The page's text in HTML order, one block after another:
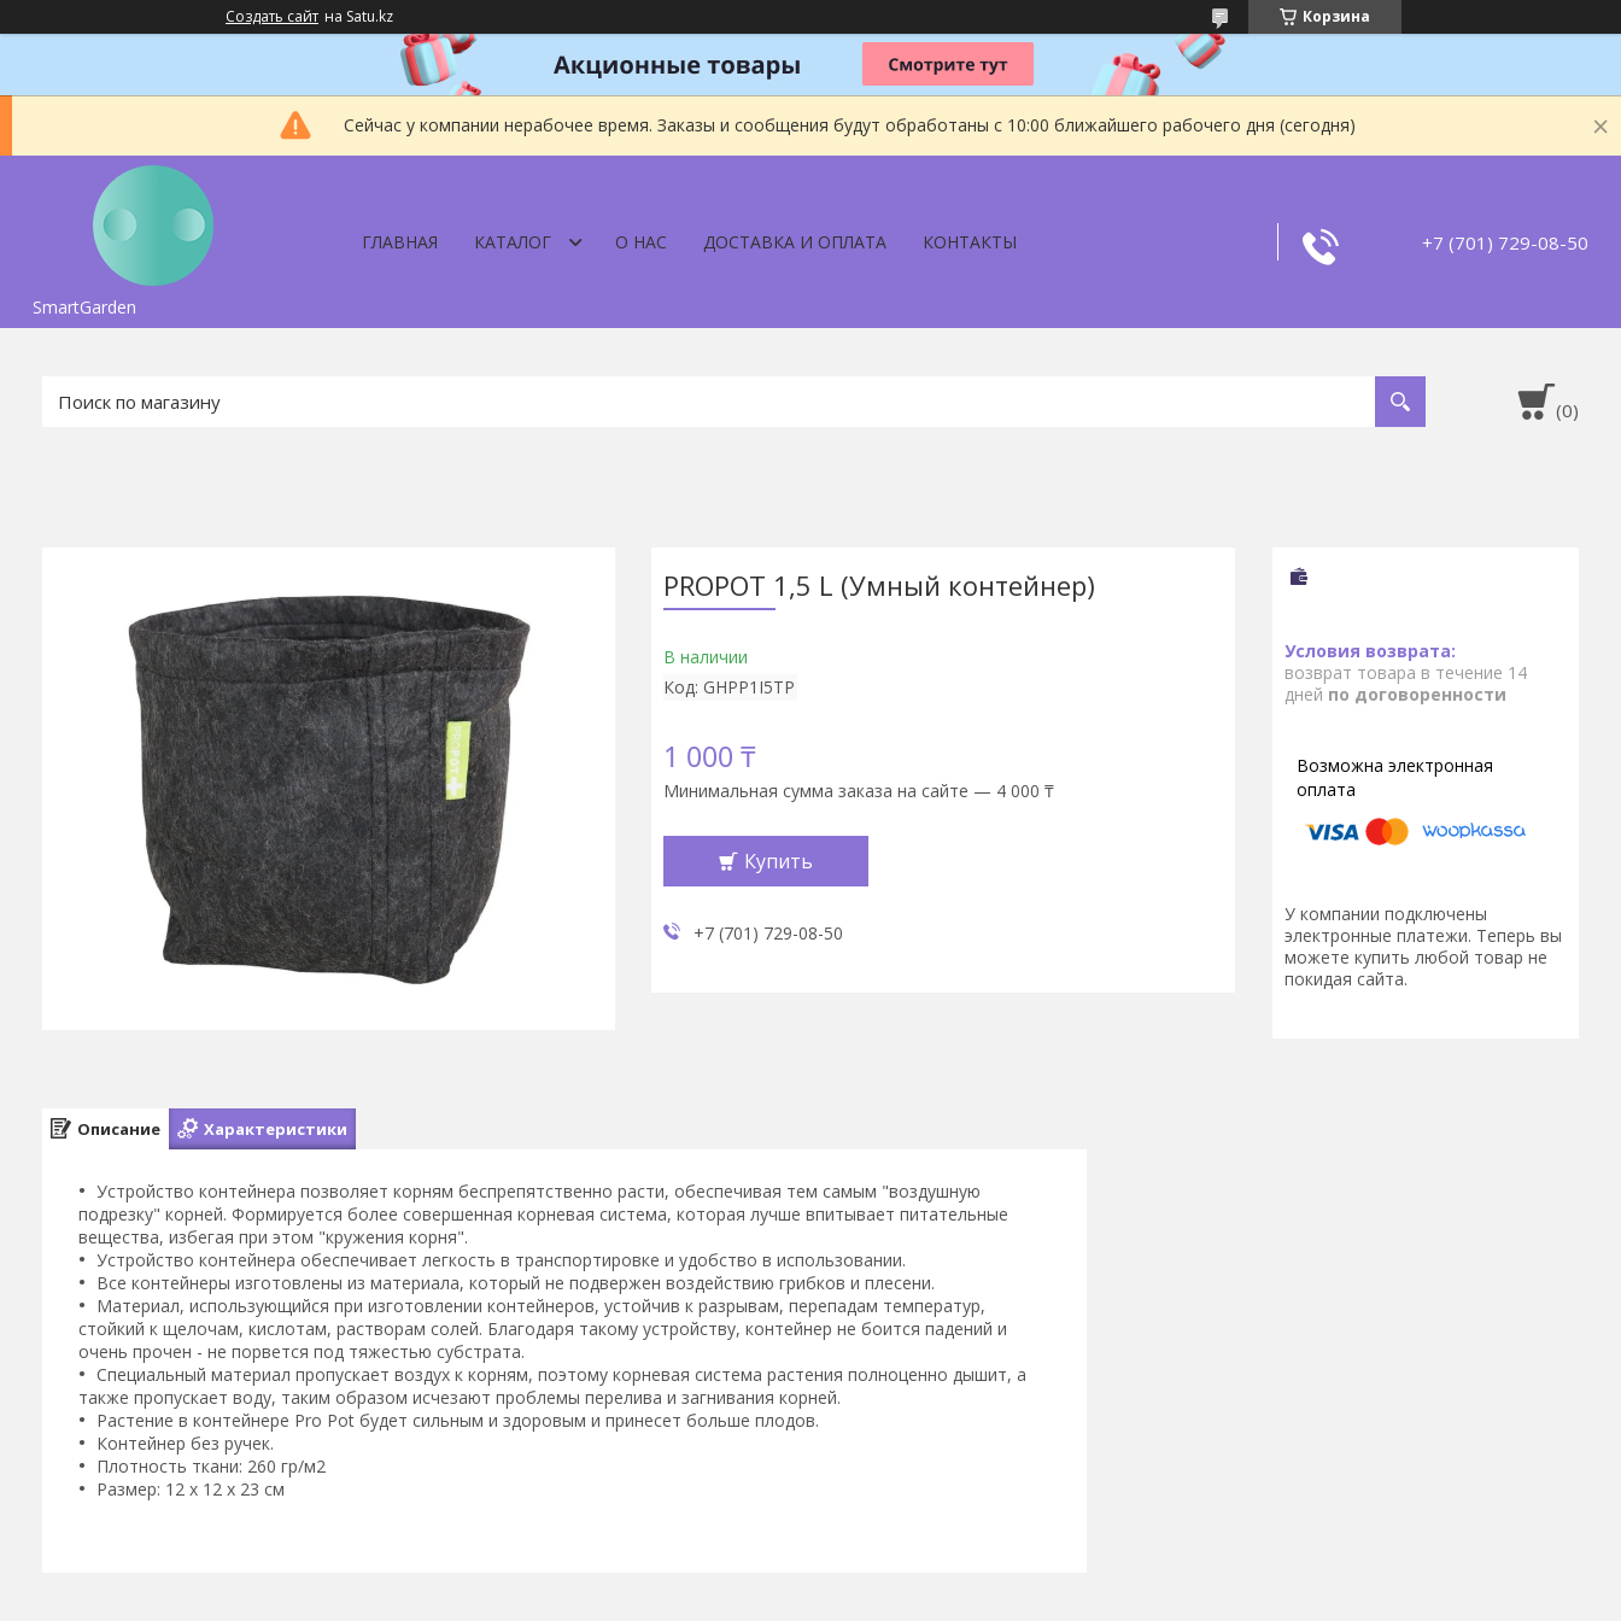
Создать сайт на Satu.kz Корзина
Сейчас у компании нерабочее время. Заказы и сообщения будут обработаны с 10:00 ближайшего рабочего дня (сегодня)
SmartGarden
ГЛАВНАЯ КАТАЛОГ О НАС ДОСТАВКА И ОПЛАТА КОНТАКТЫ +7 (701) 729-08-50
PROPOT 1,5 L (Умный контейнер)
В наличии
Код: GHPP1I5TP
1 000 ₸
Минимальная сумма заказа на сайте — 4 000 ₸
Купить
+7 (701) 729-08-50
возврат товара в течение 14
дней по договоренности
У компании подключены
электронные платежи. Теперь вы
можете купить любой товар не
покидая сайта.
Описание Характеристики
Устройство контейнера позволяет корням беспрепятственно расти, обеспечивая тем самым "воздушную
подрезку" корней. Формируется более совершенная корневая система, которая лучше впитывает питательные
вещества, избегая при этом "кружения корня".
Устройство контейнера обеспечивает легкость в транспортировке и удобство в использовании.
Все контейнеры изготовлены из материала, который не подвержен воздействию грибков и плесени.
Материал, использующийся при изготовлении контейнеров, устойчив к разрывам, перепадам температур,
стойкий к щелочам, кислотам, растворам солей. Благодаря такому устройству, контейнер не боится падений и
очень прочен - не порвется под тяжестью субстрата.
Специальный материал пропускает воздух к корням, поэтому корневая система растения полноценно дышит, а
также пропускает воду, таким образом исчезают проблемы перелива и загнивания корней.
Растение в контейнере Pro Pot будет сильным и здоровым и принесет больше плодов.
Контейнер без ручек.
Плотность ткани: 260 гр/м2
Размер: 12 x 12 x 23 см